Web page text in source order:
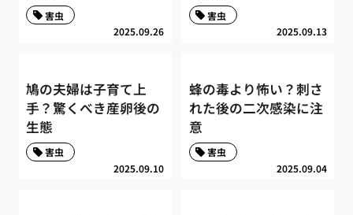
2025.09.26
害虫
2025.09.13
害虫
鳩の夫婦は子育て上
手？驚くべき産卵後の
生態
2025.09.10
害虫
蜂の毒より怖い？刺さ
れた後の二次感染に注
意
2025.09.04
害虫